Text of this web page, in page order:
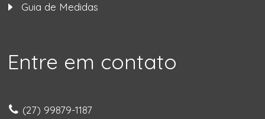
Guia de Medidas
Entre em contato
(27) 99879-1187